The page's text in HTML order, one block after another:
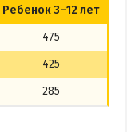
Ребенок 3–12 лет
475
425
285